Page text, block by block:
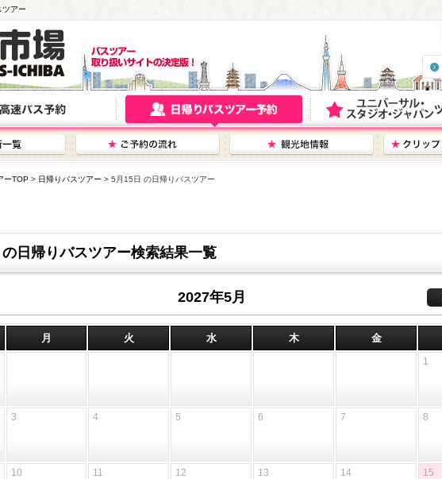
アー
ーTOP > 日帰りバスツアー > 5月15日 の日帰りバスツアー
日帰りバスツアー検索結果一覧
2027年5月
月 火 水 木 金
1
3 4 5 6 7 8
10 11 12 13 14 15